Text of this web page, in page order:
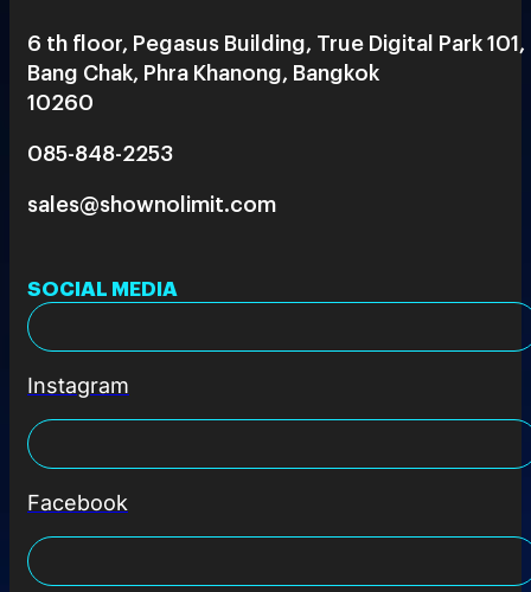
6 th floor, Pegasus Building, True Digital Park 101,
Bang Chak, Phra Khanong, Bangkok
10260
085-848-2253
sales@shownolimit.com
SOCIAL MEDIA
Instagram
Facebook